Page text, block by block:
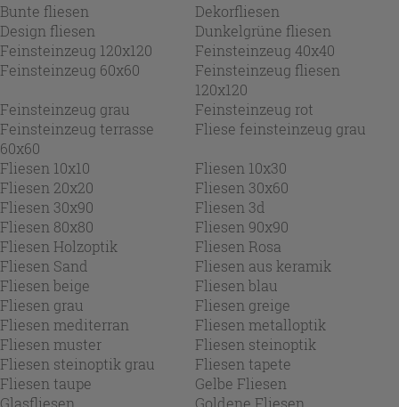
Bunte fliesen
Dekorfliesen
Design fliesen
Dunkelgrüne fliesen
Feinsteinzeug 120x120
Feinsteinzeug 40x40
Feinsteinzeug 60x60
Feinsteinzeug fliesen
120x120
Feinsteinzeug grau
Feinsteinzeug rot
Feinsteinzeug terrasse
60x60
Fliese feinsteinzeug grau
Fliesen 10x10
Fliesen 10x30
Fliesen 20x20
Fliesen 30x60
Fliesen 30x90
Fliesen 3d
Fliesen 80x80
Fliesen 90x90
Fliesen Holzoptik
Fliesen Rosa
Fliesen Sand
Fliesen aus keramik
Fliesen beige
Fliesen blau
Fliesen grau
Fliesen greige
Fliesen mediterran
Fliesen metalloptik
Fliesen muster
Fliesen steinoptik
Fliesen steinoptik grau
Fliesen tapete
Fliesen taupe
Gelbe Fliesen
Glasfliesen
Goldene Fliesen